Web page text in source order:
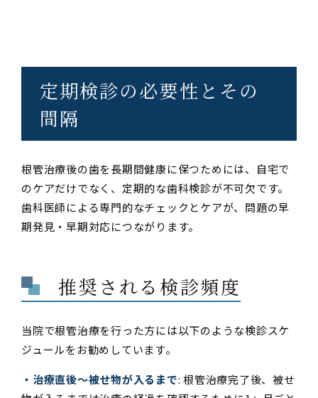
定期検診の必要性とその
間隔
根管治療後の歯を長期間健康に保つためには、自宅で
のケアだけでなく、定期的な歯科検診が不可欠です。
歯科医師による専門的なチェックとケアが、問題の早
期発見・早期対応につながります。
推奨される検診頻度
当院で根管治療を行った方には以下のような検診スケ
ジュールをお勧めしています。
・治療直後〜被せ物が入るまで: 根管治療完了後、被せ